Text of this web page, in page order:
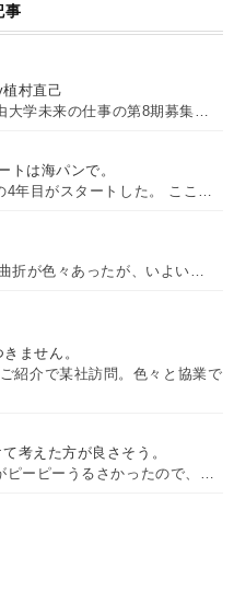
事
村直己
大学未来の仕事の第8期募集…
トは海パンで。
年目がスタートした。 ここ…
折が色々あったが、いよい…
ません。
紹介で某社訪問。色々と協業で
考えた方が良さそう。
ーピーうるさかったので、…